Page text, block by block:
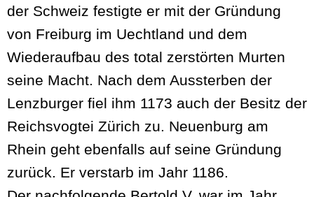
der Schweiz festigte er mit der Gründung
von Freiburg im Uechtland und dem
Wiederaufbau des total zerstörten Murten
seine Macht. Nach dem Aussterben der
Lenzburger fiel ihm 1173 auch der Besitz der
Reichsvogtei Zürich zu. Neuenburg am
Rhein geht ebenfalls auf seine Gründung
zurück. Er verstarb im Jahr 1186.